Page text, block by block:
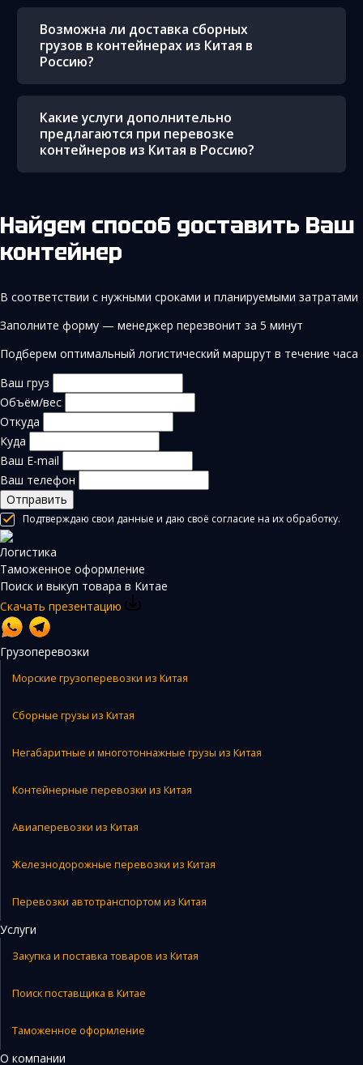
Возможна ли доставка сборных
грузов в контейнерах из Китая в
Россию?
Какие услуги дополнительно
предлагаются при перевозке
контейнеров из Китая в Россию?
Найдем способ доставить Ваш
контейнер
В соответствии с нужными сроками и планируемыми затратами
Заполните форму — менеджер перезвонит за 5 минут
Подберем оптимальный логистический маршрут в течение часа
Ваш груз
Объём/вес
Откуда
Куда
Ваш E-mail
Ваш телефон
Отправить
Подтверждаю свои данные и даю своё согласие на их обработку.
Логистика
Таможенное оформление
Поиск и выкуп товара в Китае
Скачать презентацию
Грузоперевозки
Морские грузоперевозки из Китая
Сборные грузы из Китая
Негабаритные и многотоннажные грузы из Китая
Контейнерные перевозки из Китая
Авиаперевозки из Китая
Железнодорожные перевозки из Китая
Перевозки автотранспортом из Китая
Услуги
Закупка и поставка товаров из Китая
Поиск поставщика в Китае
Таможенное оформление
О компании